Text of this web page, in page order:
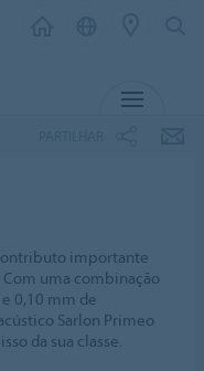
importante
uma combinação
0,10 mm de
Sarlon Primeo
da sua classe.